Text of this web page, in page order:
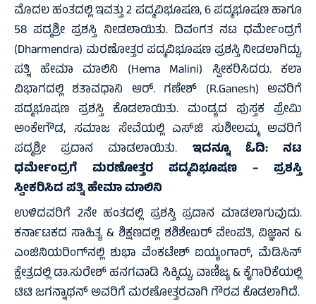
ಮೊದಲ ಹಂತದಲ್ಲಿ ಇವತ್ತು 2 ಪದ್ಮವಿಭೂಷಣ, 6 ಪದ್ಮಭೂಷಣ ಹಾಗೂ
58 ಪದ್ಮಶ್ರೀ ಪ್ರಶಸ್ತಿ ನೀಡಲಾಯಿತು. ದಿವಂಗತ ನಟ ಧರ್ಮೇಂದ್ರಗೆ
(Dharmendra) ಮರಣೋತ್ತರ ಪದ್ಮವಿಭೂಷಣ ಪ್ರಶಸ್ತಿ ನೀಡಲಾಗಿದ್ದು,
ಪತ್ನಿ ಹೇಮಾ ಮಾಲಿನಿ (Hema Malini) ಸ್ವೀಕರಿಸಿದರು. ಕಲಾ
ವಿಭಾಗದಲ್ಲಿ ಶತಾವಧಾನಿ ಆರ್. ಗಣೇಶ್ (R.Ganesh) ಅವರಿಗೆ
ಪದ್ಮಭೂಷಣ ಪ್ರಶಸ್ತಿ ಕೊಡಲಾಯಿತು. ಮಂಡ್ಯದ ಪುಸ್ತಕ ಪ್ರೇಮಿ
ಅಂಕೇಗೌಡ, ಸಮಾಜ ಸೇವೆಯಲ್ಲಿ ಎಸ್‌ಜಿ ಸುಶೀಲಮ್ಮ ಅವರಿಗೆ
ಪದ್ಮಶ್ರೀ ಪ್ರದಾನ ಮಾಡಲಾಯಿತು. ಇದನ್ನೂ ಓದಿ:ನಟ
ಧರ್ಮೇಂದ್ರಗೆ ಮರಣೋತ್ತರ ಪದ್ಮವಿಭೂಷಣ – ಪ್ರಶಸ್ತಿ
ಸ್ವೀಕರಿಸಿದ ಪತ್ನಿ ಹೇಮಾ ಮಾಲಿನಿ
ಉಳಿದವರಿಗೆ 2ನೇ ಹಂತದಲ್ಲಿ ಪ್ರಶಸ್ತಿ ಪ್ರದಾನ ಮಾಡಲಾಗುವುದು.
ಕರ್ನಾಟಕದ ಸಾಹಿತ್ಯ & ಶಿಕ್ಷಣದಲ್ಲಿ ಶಶಿಶೇಖರ್ ವೇಂಪತಿ, ವಿಜ್ಞಾನ &
ಎಂಜಿನಿಯರಿಂಗ್‌ನಲ್ಲಿ ಶುಭಾ ವೆಂಕಟೇಶ್ ಐಯ್ಯಂಗಾರ್, ಮೆಡಿಸಿನ್
ಕ್ಷೇತ್ರದಲ್ಲಿ ಡಾ.ಸುರೇಶ್ ಹನಗವಾಡಿ ಸಿಕ್ಕಿದ್ದು, ವಾಣಿಜ್ಯ & ಕೈಗಾರಿಕೆಯಲ್ಲಿ
ಟಿಟಿ ಜಗನ್ನಾಥನ್ ಅವರಿಗೆ ಮರಣೋತ್ತರವಾಗಿ ಗೌರವ ಕೊಡಲಾಗಿದೆ.